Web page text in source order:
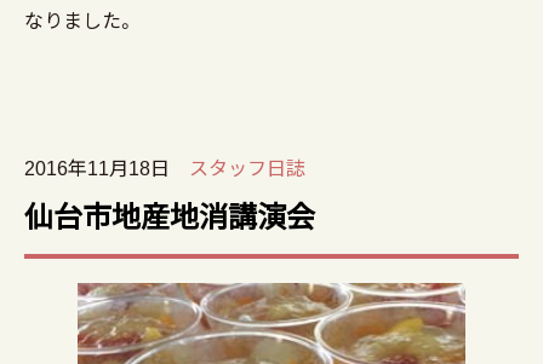
なりました。
2016年11月18日 スタッフ日誌
仙台市地産地消講演会